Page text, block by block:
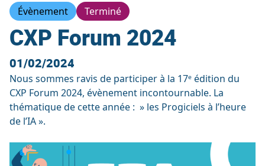
Évènement Terminé
CXP Forum 2024
01/02/2024
Nous sommes ravis de participer à la 17ᵉ édition du
CXP Forum 2024, évènement incontournable. La
thématique de cette année : » les Progiciels à l’heure
de l’IA ».